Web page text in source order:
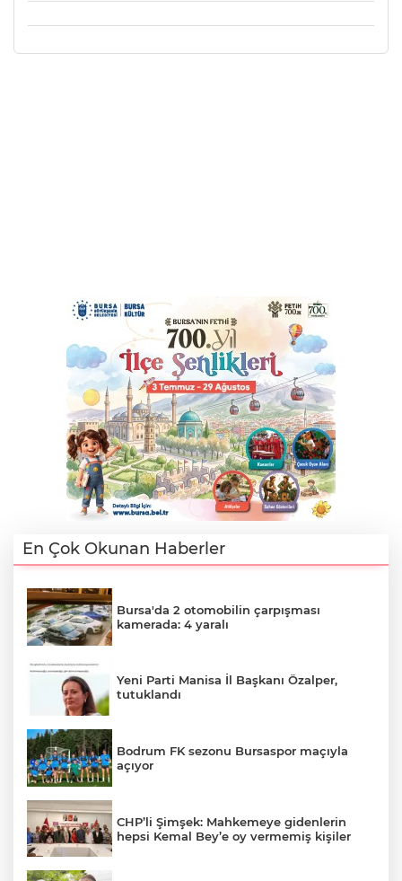
En Çok Okunan Haberler
Bursa'da 2 otomobilin çarpışması
kamerada: 4 yaralı
Yeni Parti Manisa İl Başkanı Özalper,
tutuklandı
Bodrum FK sezonu Bursaspor maçıyla
açıyor
CHP’li Şimşek: Mahkemeye gidenlerin
hepsi Kemal Bey’e oy vermemiş kişiler